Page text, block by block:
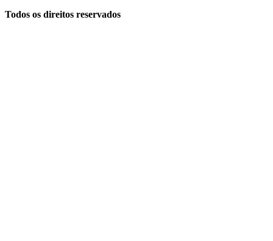
Todos os direitos reservados